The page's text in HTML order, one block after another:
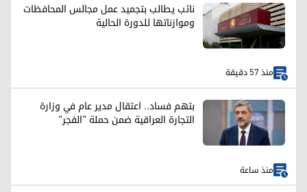
نائب يطالب بتجميد عمل مجالس المحافظات
وموازناتها للدورة الحالية
منذ 57 دقيقة
بتهم فساد.. اعتقال مدير عام في وزارة
التجارة العراقية ضمن حملة "الفجر"
منذ ساعة